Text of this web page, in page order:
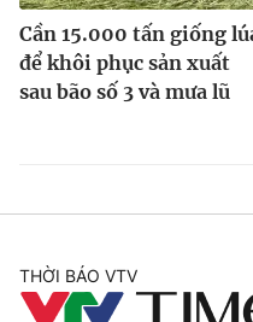
Cần 15.000 tấn giống
để khôi phục sản xuất
sau bão số 3 và mưa lũ
THỜI BÁO VTV